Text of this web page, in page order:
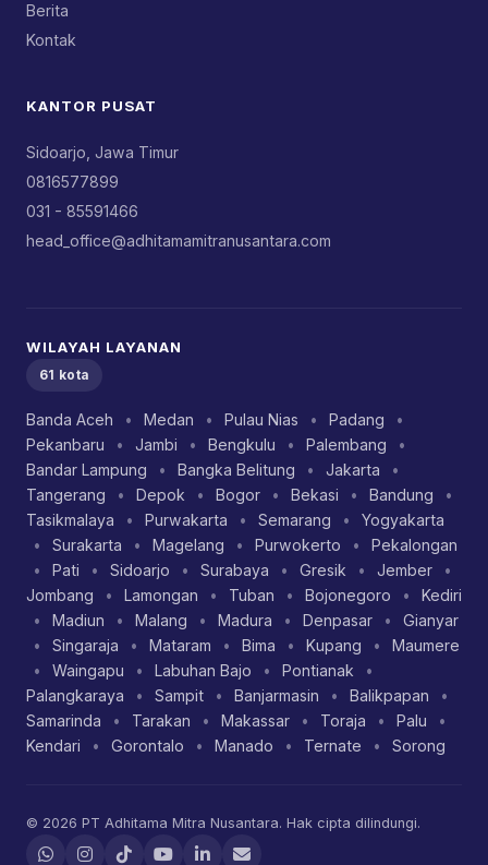
Berita
Kontak
KANTOR PUSAT
Sidoarjo, Jawa Timur
0816577899
031 - 85591466
head_office@adhitamamitranusantara.com
WILAYAH LAYANAN
61 kota
Banda Aceh • Medan • Pulau Nias • Padang
•
Pekanbaru
• Jambi • Bengkulu • Palembang
•
Bandar Lampung
• Bangka Belitung • Jakarta
•
Tangerang
• Depok • Bogor • Bekasi • Bandung
•
Tasikmalaya
• Purwakarta • Semarang •
Yogyakarta
•
Surakarta • Magelang • Purwokerto •
Pekalongan
•
Pati • Sidoarjo • Surabaya • Gresik • Jember
•
Jombang
• Lamongan • Tuban • Bojonegoro •
Kediri
•
Madiun • Malang • Madura • Denpasar •
Gianyar
•
Singaraja • Mataram • Bima • Kupang •
Maumere
•
Waingapu • Labuhan Bajo • Pontianak
•
Palangkaraya
• Sampit • Banjarmasin • Balikpapan
•
Samarinda
• Tarakan • Makassar • Toraja • Palu
•
Kendari
• Gorontalo • Manado • Ternate • Sorong
© 2026 PT Adhitama Mitra Nusantara. Hak cipta dilindungi.